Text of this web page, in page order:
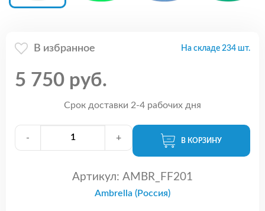
В избранное На складе 234 шт.
5 750 руб.
Срок доставки 2-4 рабочих дня
- + В КОРЗИНУ
Артикул: AMBR_FF201
Ambrella (Россия)